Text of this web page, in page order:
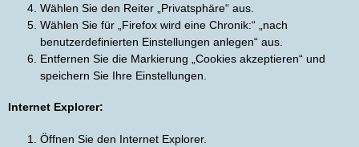
Wählen Sie den Reiter „Privatsphäre“ aus.
Wählen Sie für „Firefox wird eine Chronik:“ „nach
benutzerdefinierten Einstellungen anlegen“ aus.
Entfernen Sie die Markierung „Cookies akzeptieren“ und
speichern Sie Ihre Einstellungen.
Internet Explorer:
Öffnen Sie den Internet Explorer.